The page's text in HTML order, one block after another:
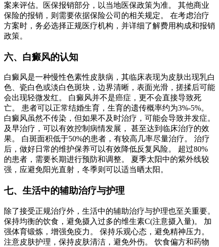
案来评估。医保报销部分，以当地医保政策为准。 其他商业
保险的报销，则需要依据保险公司的相关规定。 在考虑治疗
方案时，务必选择正规医疗机构，并详细了解费用构成和报销
政策。
六、白癜风的认知
白癜风是一种慢性色素性皮肤病，其临床表现为皮肤出现乳白
色、瓷白色或淡白色斑块，边界清晰，表面光滑，搓揉后可能
会出现轻微发红。 白癜风并不是癌症，更不会直接导致死
亡。 患者可以正常结婚生育，生育的遗传概率约为3%-5%。
白癜风虽然不传染，但如果不及时治疗，可能会导致并发症。
及早治疗，可以有效控制病情发展， 甚至达到临床治疗的效
果。 白斑面积低于50%的患者，有较高几率尽量治疗。 治疗
后，做好日常的维护保养可以有效降低反复风险。 超过80%
的患者，需要长期进行预防和调整。 夏季太阳中的紫外线较
强，应避免阳光直射，冬季则可以适当晒太阳。
七、生活中的辅助治疗与护理
除了接受正规治疗外，生活中的辅助治疗与护理也至关重要。
保持均衡的饮食，避免摄入过多的维生素C(注意摄入量)。 加
强体育锻炼，增强免疫力。 保持乐观心态，避免精神压力。
注意皮肤护理，保持皮肤清洁，避免外伤。 饮食偏方和药物